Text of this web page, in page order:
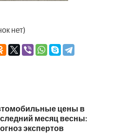
нет)
цены в
месяц весны:
экспертов